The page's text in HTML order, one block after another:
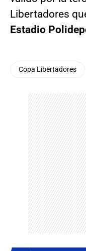
Libertadores
Estadio
Copa Libertadores